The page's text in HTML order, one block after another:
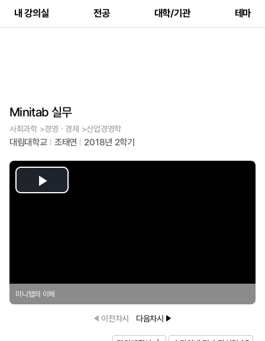
내 강의실 전공 대학/기관 테마
Minitab 실무
사회과학 >경영ㆍ경제 >산업경영학
대림대학교 조태연 2018년 2학기
Play
미니탭의 이해
이전차시 다음차시